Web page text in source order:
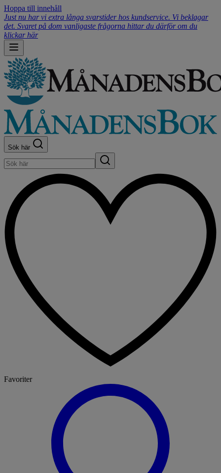
Hoppa till innehåll
Just nu har vi extra långa svarstider hos kundservice. Vi beklagar
det. Svaret på dom vanligaste frågorna hittar du därför om du
klickar här
Sök här
Favoriter